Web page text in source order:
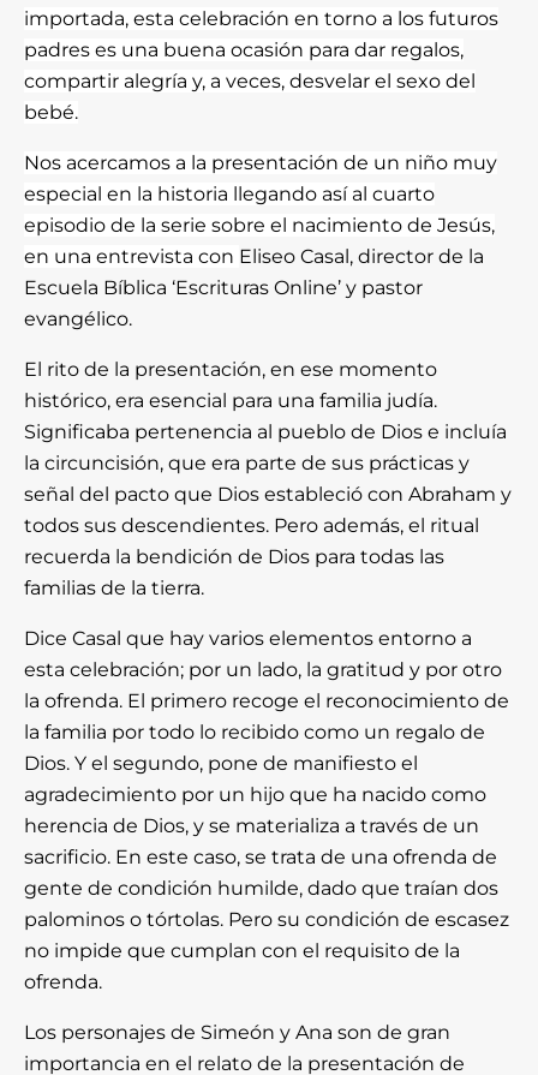
importada, esta celebración en torno a los futuros
padres es una buena ocasión para dar regalos,
compartir alegría y, a veces, desvelar el sexo del
bebé.
Nos acercamos a la presentación de un niño muy
especial en la historia llegando así al cuarto
episodio de la serie sobre el nacimiento de Jesús,
en una entrevista con Eliseo Casal, director de la
Escuela Bíblica ‘Escrituras Online’ y pastor
evangélico.
El rito de la presentación, en ese momento
histórico, era esencial para una familia judía.
Significaba pertenencia al pueblo de Dios e incluía
la circuncisión, que era parte de sus prácticas y
señal del pacto que Dios estableció con Abraham y
todos sus descendientes. Pero además, el ritual
recuerda la bendición de Dios para todas las
familias de la tierra.
Dice Casal que hay varios elementos entorno a
esta celebración; por un lado, la gratitud y por otro
la ofrenda. El primero recoge el reconocimiento de
la familia por todo lo recibido como un regalo de
Dios. Y el segundo, pone de manifiesto el
agradecimiento por un hijo que ha nacido como
herencia de Dios, y se materializa a través de un
sacrificio. En este caso, se trata de una ofrenda de
gente de condición humilde, dado que traían dos
palominos o tórtolas. Pero su condición de escasez
no impide que cumplan con el requisito de la
ofrenda.
Los personajes de Simeón y Ana son de gran
importancia en el relato de la presentación de